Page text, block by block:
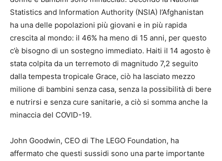
Statistics and Information Authority (NSIA) l’Afghanistan
ha una delle popolazioni più giovani e in più rapida
crescita al mondo: il 46% ha meno di 15 anni, per questo
c’è bisogno di un sostegno immediato. Haiti il 14 agosto è
stata colpita da un terremoto di magnitudo 7,2 seguito
dalla tempesta tropicale Grace, ciò ha lasciato mezzo
milione di bambini senza casa, senza la possibilità di bere
e nutrirsi e senza cure sanitarie, a ciò si somma anche la
minaccia del COVID-19.
John Goodwin, CEO di The LEGO Foundation, ha
affermato che questi sussidi sono una parte importante